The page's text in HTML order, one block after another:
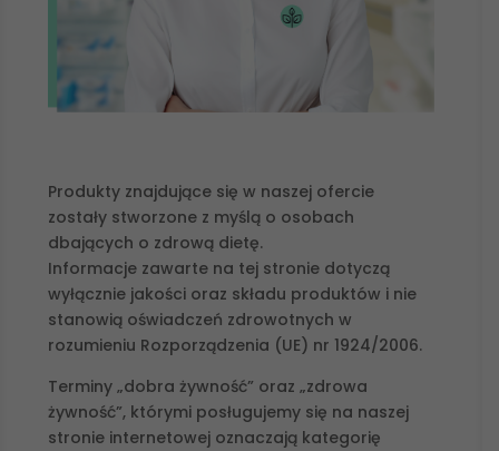
Produkty znajdujące się w naszej ofercie
zostały stworzone z myślą o osobach
dbających o zdrową dietę.
Informacje zawarte na tej stronie dotyczą
wyłącznie jakości oraz składu produktów i nie
stanowią oświadczeń zdrowotnych w
rozumieniu Rozporządzenia (UE) nr 1924/2006.
Terminy „dobra żywność” oraz „zdrowa
żywność”, którymi posługujemy się na naszej
stronie internetowej oznaczają kategorię